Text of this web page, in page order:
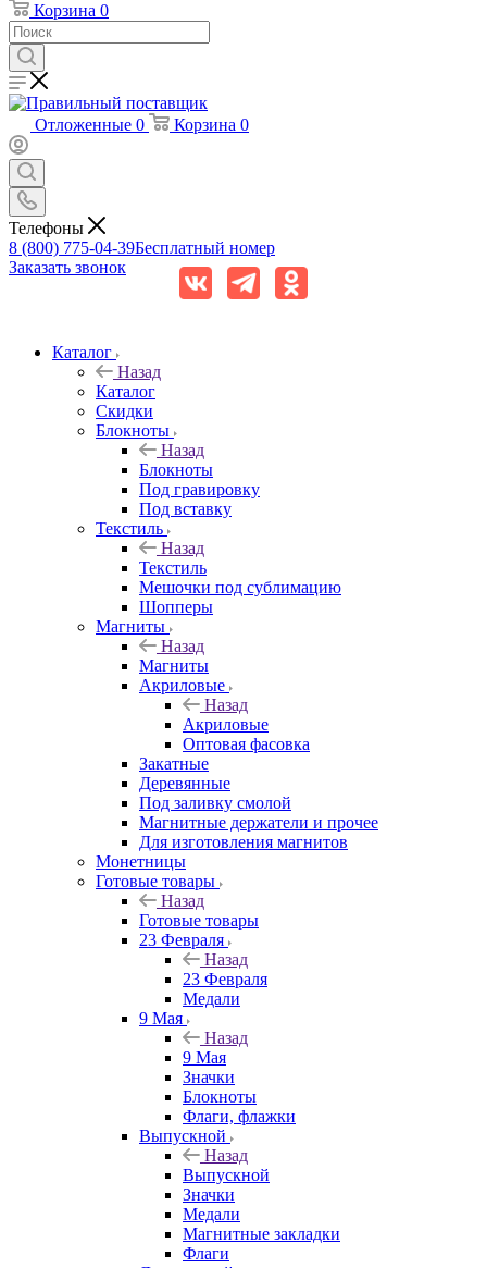
Корзина 0
Отложенные 0 Корзина 0
Телефоны
8 (800) 775-04-39Бесплатный номер
Заказать звонок
Каталог
Назад
Каталог
Скидки
Блокноты
Назад
Блокноты
Под гравировку
Под вставку
Текстиль
Назад
Текстиль
Мешочки под сублимацию
Шопперы
Магниты
Назад
Магниты
Акриловые
Назад
Акриловые
Оптовая фасовка
Закатные
Деревянные
Под заливку смолой
Магнитные держатели и прочее
Для изготовления магнитов
Монетницы
Готовые товары
Назад
Готовые товары
23 Февраля
Назад
23 Февраля
Медали
9 Мая
Назад
9 Мая
Значки
Блокноты
Флаги, флажки
Выпускной
Назад
Выпускной
Значки
Медали
Магнитные закладки
Флаги